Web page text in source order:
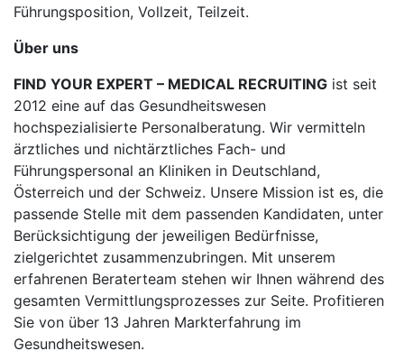
Führungsposition, Vollzeit, Teilzeit.
Über uns
FIND YOUR EXPERT – MEDICAL RECRUITING ist seit
2012 eine auf das Gesundheitswesen
hochspezialisierte Personalberatung. Wir vermitteln
ärztliches und nichtärztliches Fach- und
Führungspersonal an Kliniken in Deutschland,
Österreich und der Schweiz. Unsere Mission ist es, die
passende Stelle mit dem passenden Kandidaten, unter
Berücksichtigung der jeweiligen Bedürfnisse,
zielgerichtet zusammenzubringen. Mit unserem
erfahrenen Beraterteam stehen wir Ihnen während des
gesamten Vermittlungsprozesses zur Seite. Profitieren
Sie von über 13 Jahren Markterfahrung im
Gesundheitswesen.